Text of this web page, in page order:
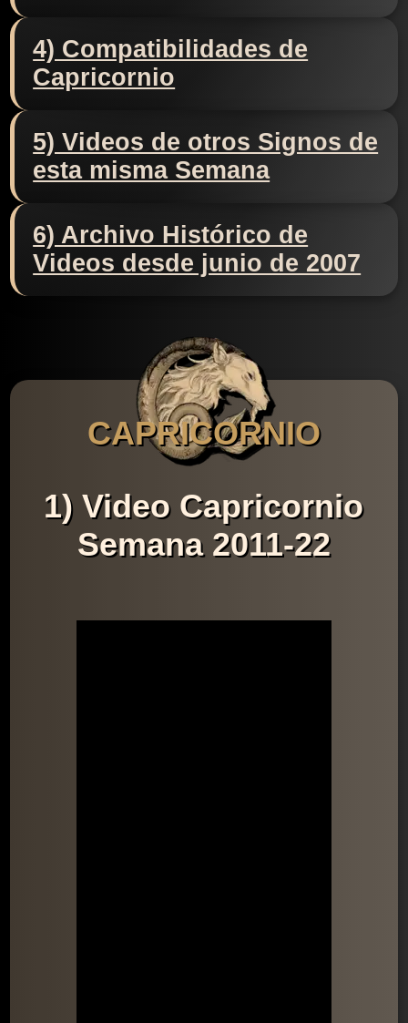
4) Compatibilidades de
Capricornio
5) Videos de otros Signos de
esta misma Semana
6) Archivo Histórico de
Videos desde junio de 2007
CAPRICORNIO
1) Video Capricornio
Semana 2011-22